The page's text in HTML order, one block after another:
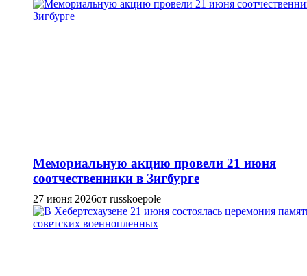
Мемориальную акцию провели 21 июня
соотчественники в Зигбурге
27 июня 2026от russkoepole